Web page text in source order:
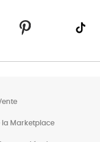
la Marketplace